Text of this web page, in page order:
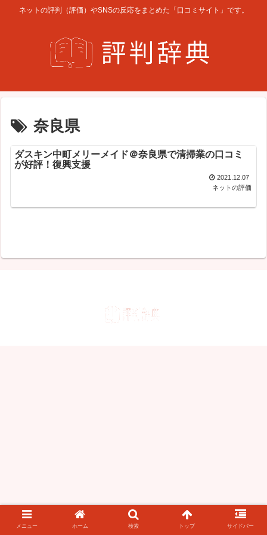
ネットの評判（評価）やSNSの反応をまとめた「口コミサイト」です。
奈良県
ダスキン中町メリーメイド＠奈良県で清掃業の口コミ
が好評！復興支援
2021.12.07
ネットの評価
メニュー ホーム 検索 トップ サイドバー